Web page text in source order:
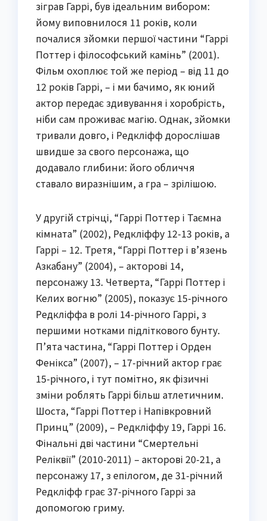
зіграв Гаррі, був ідеальним вибором:
йому виповнилося 11 років, коли
почалися зйомки першої частини “Гаррі
Поттер і філософський камінь” (2001).
Фільм охоплює той же період – від 11 до
12 років Гаррі, – і ми бачимо, як юний
актор передає здивування і хоробрість,
ніби сам проживає магію. Однак, зйомки
тривали довго, і Редкліфф дорослішав
швидше за свого персонажа, що
додавало глибини: його обличчя
ставало виразнішим, а гра – зрілішою.
У другій стрічці, “Гаррі Поттер і Таємна
кімната” (2002), Редкліффу 12-13 років, а
Гаррі – 12. Третя, “Гаррі Поттер і в’язень
Азкабану” (2004), – акторові 14,
персонажу 13. Четверта, “Гаррі Поттер і
Келих вогню” (2005), показує 15-річного
Редкліффа в ролі 14-річного Гаррі, з
першими нотками підліткового бунту.
П’ята частина, “Гаррі Поттер і Орден
Фенікса” (2007), – 17-річний актор грає
15-річного, і тут помітно, як фізичні
зміни роблять Гаррі більш атлетичним.
Шоста, “Гаррі Поттер і Напівкровний
Принц” (2009), – Редкліффу 19, Гаррі 16.
Фінальні дві частини “Смертельні
Реліквії” (2010-2011) – акторові 20-21, а
персонажу 17, з епілогом, де 31-річний
Редкліфф грає 37-річного Гаррі за
допомогою гриму.